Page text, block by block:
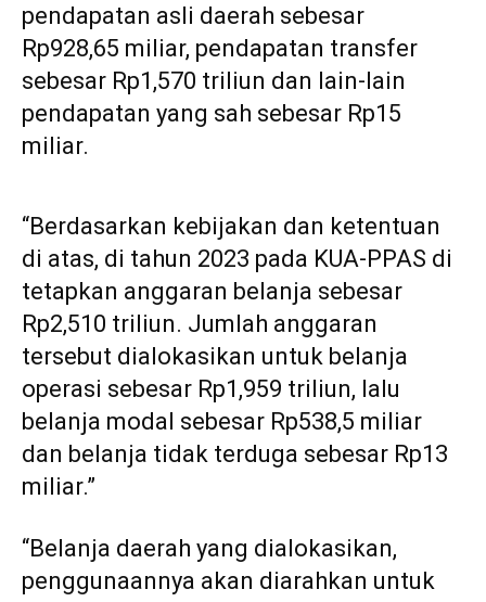
pendapatan asli daerah sebesar
Rp928,65 miliar, pendapatan transfer
sebesar Rp1,570 triliun dan lain-lain
pendapatan yang sah sebesar Rp15
miliar.
“Berdasarkan kebijakan dan ketentuan
di atas, di tahun 2023 pada KUA-PPAS di
tetapkan anggaran belanja sebesar
Rp2,510 triliun. Jumlah anggaran
tersebut dialokasikan untuk belanja
operasi sebesar Rp1,959 triliun, lalu
belanja modal sebesar Rp538,5 miliar
dan belanja tidak terduga sebesar Rp13
miliar.”
“Belanja daerah yang dialokasikan,
penggunaannya akan diarahkan untuk